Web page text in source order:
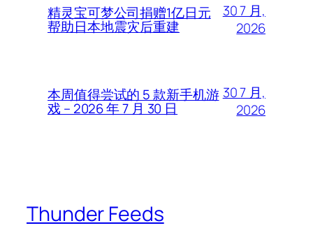
精灵宝可梦公司捐赠1亿日元
帮助日本地震灾后重建
30 7 月,
2026
本周值得尝试的 5 款新手机游
戏 – 2026 年 7 月 30 日
30 7 月,
2026
Thunder Feeds